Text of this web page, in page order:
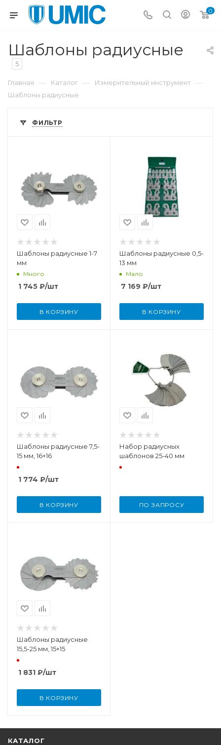
0
Шаблоны радиусные
5
Главная — Каталог — Измерительный инструмент —
Шаблоны радиусные
ФИЛЬТР
Шаблоны радиусные 1-7
мм
Много
1 745 ₽/шт
В КОРЗИНУ
Шаблоны радиусные 0,5-
13 мм
Мало
7 169 ₽/шт
В КОРЗИНУ
Шаблоны радиусные 7,5-
15 мм, 16+16
1 774 ₽/шт
В КОРЗИНУ
Набор радиусных
шаблонов 25-40 мм
ПО ЗАПРОСУ
Шаблоны радиусные
15,5-25 мм, 15+15
1 831 ₽/шт
В КОРЗИНУ
КАТАЛОГ